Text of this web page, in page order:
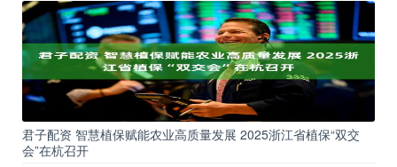
君子配资 智慧植保赋能农业高质量发展 2025浙江省植保“双交
会”在杭召开